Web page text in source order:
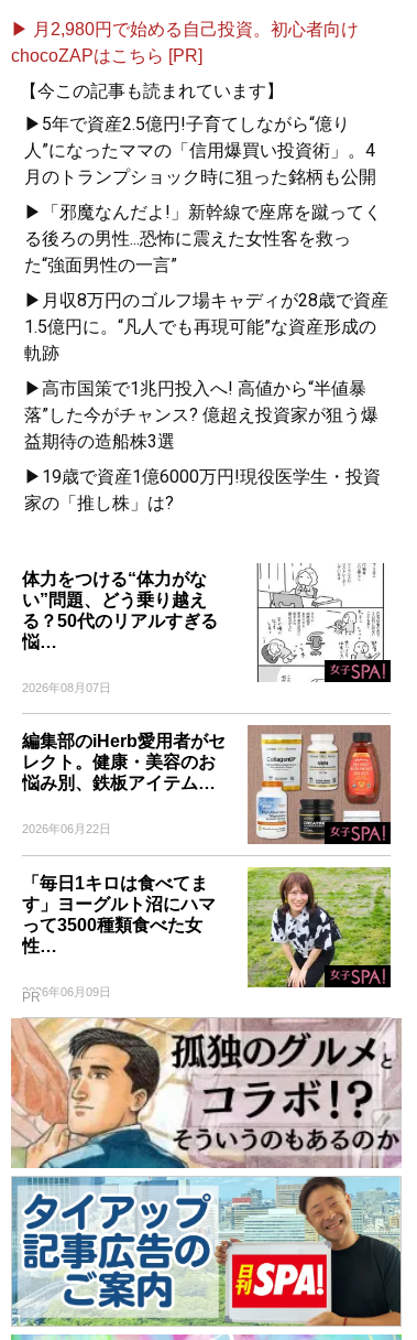
▶ 月2,980円で始める自己投資。初心者向け
chocoZAPはこちら [PR]
【今この記事も読まれています】
▶5年で資産2.5億円!子育てしながら“億り
人”になったママの「信用爆買い投資術」。4
月のトランプショック時に狙った銘柄も公開
▶「邪魔なんだよ!」新幹線で座席を蹴ってく
る後ろの男性...恐怖に震えた女性客を救っ
た“強面男性の一言”
▶月収8万円のゴルフ場キャディが28歳で資産
1.5億円に。“凡人でも再現可能”な資産形成の
軌跡
▶高市国策で1兆円投入へ! 高値から“半値暴
落”した今がチャンス? 億超え投資家が狙う爆
益期待の造船株3選
▶19歳で資産1億6000万円!現役医学生・投資
家の「推し株」は?
体力をつける“体力がな
い”問題、どう乗り越え
る？50代のリアルすぎる
悩…
2026年08月07日
編集部のiHerb愛用者がセ
レクト。健康・美容のお
悩み別、鉄板アイテム…
2026年06月22日
「毎日1キロは食べてま
す」ヨーグルト沼にハマ
って3500種類食べた女
性…
2026年06月09日
PR